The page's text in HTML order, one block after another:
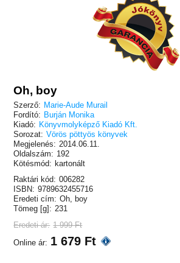
Oh, boy
Szerző: Marie-Aude Murail
Fordító: Burján Monika
Kiadó: Könyvmolyképző Kiadó Kft.
Sorozat: Vörös pöttyös könyvek
Megjelenés: 2014.06.11.
Oldalszám: 192
Kötésmód: kartonált
Raktári kód: 006282
ISBN: 9789632455716
Eredeti cím: Oh, boy
Tömeg [g]: 231
Eredeti ár: 1 999 Ft
Online ár: 1 679 Ft